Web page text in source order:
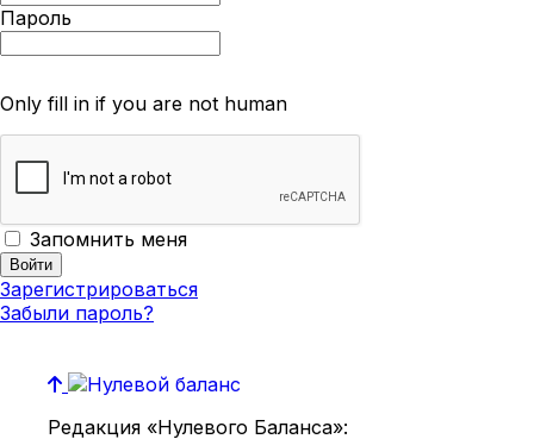
Пароль
Only fill in if you are not human
Запомнить меня
Зарегистрироваться
Забыли пароль?
Редакция «Нулевого Баланса»: